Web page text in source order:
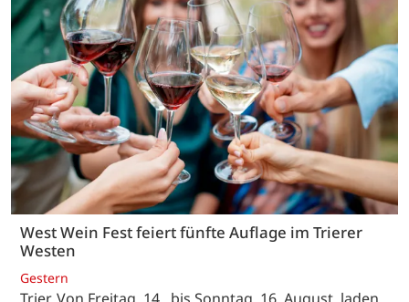
West Wein Fest feiert fünfte Auflage im Trierer
Westen
Gestern
Trier. Von Freitag, 14., bis Sonntag, 16. August, laden